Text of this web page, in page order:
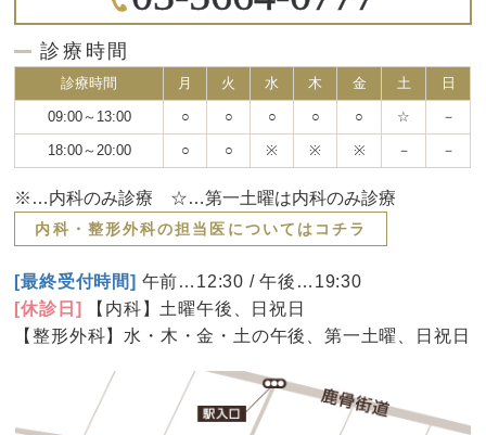
診療時間
診療時間 月 火 水 木 金 土 日
09:00～13:00 ○ ○ ○ ○ ○ ☆ －
18:00～20:00 ○ ○ ※ ※ ※ － －
※…内科のみ診療 ☆…第一土曜は内科のみ診療
内科・整形外科の担当医についてはコチラ
[最終受付時間] 午前…12:30 / 午後…19:30
[休診日]
【内科】土曜午後、日祝日
【整形外科】水・木・金・土の午後、第一土曜、日祝日